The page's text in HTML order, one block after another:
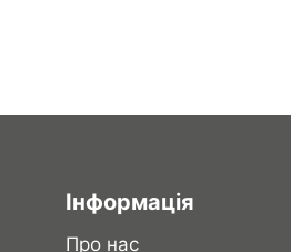
Інформація
Про нас